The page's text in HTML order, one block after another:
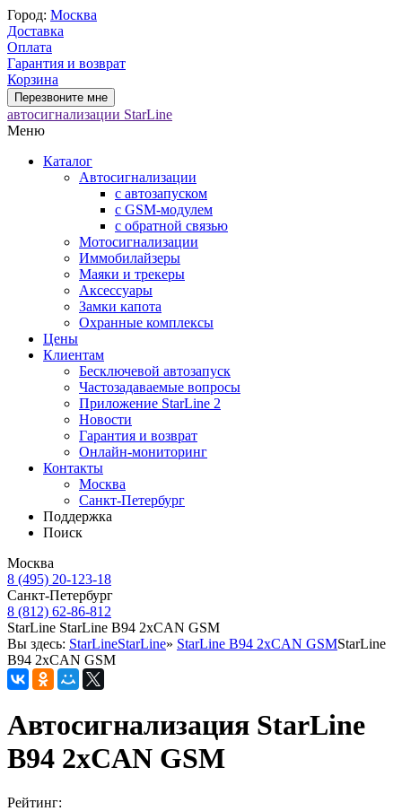
Город: Москва
Доставка
Оплата
Гарантия и возврат
Корзина
Перезвоните мне
автосигнализации StarLine
Меню
Каталог
Автосигнализации
с автозапуском
с GSM-модулем
с обратной связью
Мотосигнализации
Иммобилайзеры
Маяки и трекеры
Аксессуары
Замки капота
Охранные комплексы
Цены
Клиентам
Бесключевой автозапуск
Частозадаваемые вопросы
Приложение StarLine 2
Новости
Гарантия и возврат
Онлайн-мониторинг
Контакты
Москва
Санкт-Петербург
Поддержка
Поиск
Москва
8 (495) 20-123-18
Санкт-Петербург
8 (812) 62-86-812
StarLine StarLine B94 2xCAN GSM
Вы здесь: StarLineStarLine» StarLine B94 2xCAN GSMStarLine
B94 2xCAN GSM
Автосигнализация StarLine
B94 2xCAN GSM
Рейтинг: